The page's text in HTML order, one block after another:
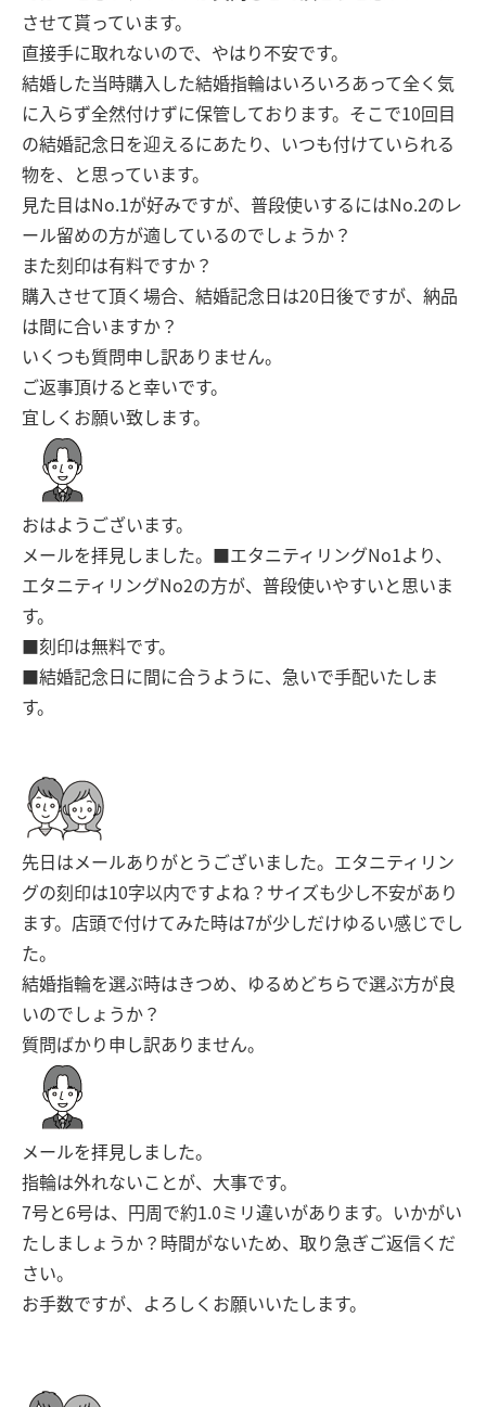
させて貰っています。
直接手に取れないので、やはり不安です。
結婚した当時購入した結婚指輪はいろいろあって全く気
に入らず全然付けずに保管しております。そこで10回目
の結婚記念日を迎えるにあたり、いつも付けていられる
物を、と思っています。
見た目はNo.1が好みですが、普段使いするにはNo.2のレ
ール留めの方が適しているのでしょうか？
また刻印は有料ですか？
購入させて頂く場合、結婚記念日は20日後ですが、納品
は間に合いますか？
いくつも質問申し訳ありません。
ご返事頂けると幸いです。
宜しくお願い致します。
おはようございます。
メールを拝見しました。■エタニティリングNo1より、
エタニティリングNo2の方が、普段使いやすいと思いま
す。
■刻印は無料です。
■結婚記念日に間に合うように、急いで手配いたしま
す。
先日はメールありがとうございました。エタニティリン
グの刻印は10字以内ですよね？サイズも少し不安があり
ます。店頭で付けてみた時は7が少しだけゆるい感じでし
た。
結婚指輪を選ぶ時はきつめ、ゆるめどちらで選ぶ方が良
いのでしょうか？
質問ばかり申し訳ありません。
メールを拝見しました。
指輪は外れないことが、大事です。
7号と6号は、円周で約1.0ミリ違いがあります。いかがい
たしましょうか？時間がないため、取り急ぎご返信くだ
さい。
お手数ですが、よろしくお願いいたします。